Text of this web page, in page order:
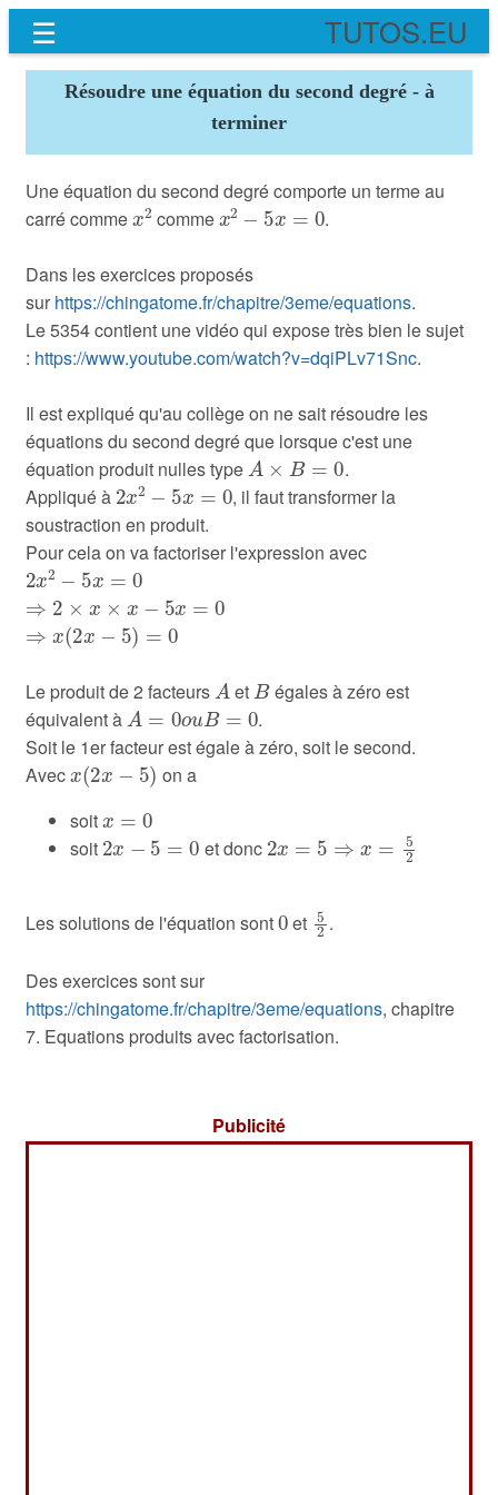
☰ TUTOS.EU
Résoudre une équation du second degré - à
terminer
Une équation du second degré comporte un terme au
carré comme
x2
comme
x2−5x=0
.
Dans les exercices proposés
sur https://chingatome.fr/chapitre/3eme/equations.
Le 5354 contient une vidéo qui expose très bien le sujet
: https://www.youtube.com/watch?v=dqiPLv71Snc.
Il est expliqué qu'au collège on ne sait résoudre les
équations du second degré que lorsque c'est une
équation produit nulles type
A×B=0
.
Appliqué à
2x2−5x=0
, il faut transformer la
soustraction en produit.
Pour cela on va factoriser l'expression avec
2x2−5x=0
⇒2 ×x ×x−5x=
⇒x (2x −5 )= 0
Le produit de 2 facteurs et
égales à zéro est
équivalent à
A=0ouB=0
.
Soit le 1er facteur est égale à zéro, soit le second.
Avec
x (2x −5)
on a
soit
soit
2 x− 5=
et donc
Les solutions de l'équation sont et
5
.
Des exercices sont sur
https://chingatome.fr/chapitre/3eme/equations, chapitre
7. Equations produits avec factorisation.
Publicité